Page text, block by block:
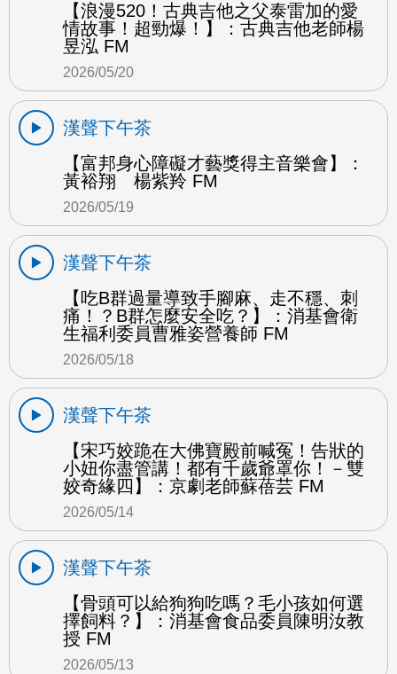
【浪漫520！古典吉他之父泰雷加的愛
情故事！超勁爆！】：古典吉他老師楊
昱泓 FM
2026/05/20
漢聲下午茶
【富邦身心障礙才藝獎得主音樂會】：
黃裕翔 楊紫羚 FM
2026/05/19
漢聲下午茶
【吃B群過量導致手腳麻、走不穩、刺
痛！？B群怎麼安全吃？】：消基會衛
生福利委員曹雅姿營養師 FM
2026/05/18
漢聲下午茶
【宋巧姣跪在大佛寶殿前喊冤！告狀的
小妞你盡管講！都有千歲爺罩你！－雙
姣奇緣四】：京劇老師蘇蓓芸 FM
2026/05/14
漢聲下午茶
【骨頭可以給狗狗吃嗎？毛小孩如何選
擇飼料？】：消基會食品委員陳明汝教
授 FM
2026/05/13